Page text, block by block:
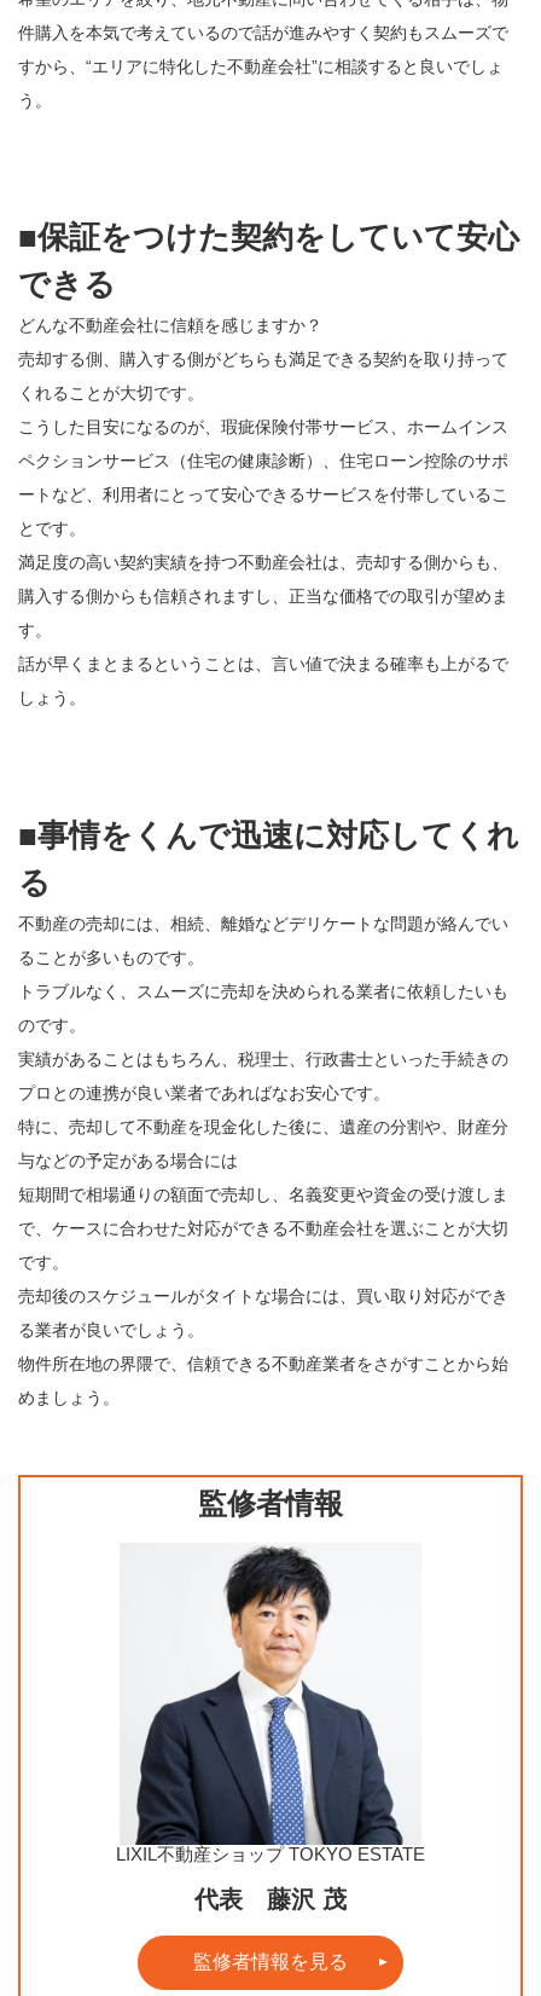
件購入を本気で考えているので話が進みやすく契約もスムーズで
すから、“エリアに特化した不動産会社”に相談すると良いでしょ
う。
■保証をつけた契約をしていて安心
できる
どんな不動産会社に信頼を感じますか？
売却する側、購入する側がどちらも満足できる契約を取り持って
くれることが大切です。
こうした目安になるのが、瑕疵保険付帯サービス、ホームインス
ペクションサービス（住宅の健康診断）、住宅ローン控除のサポ
ートなど、利用者にとって安心できるサービスを付帯しているこ
とです。
満足度の高い契約実績を持つ不動産会社は、売却する側からも、
購入する側からも信頼されますし、正当な価格での取引が望めま
す。
話が早くまとまるということは、言い値で決まる確率も上がるで
しょう。
■事情をくんで迅速に対応してくれ
る
不動産の売却には、相続、離婚などデリケートな問題が絡んでい
ることが多いものです。
トラブルなく、スムーズに売却を決められる業者に依頼したいも
のです。
実績があることはもちろん、税理士、行政書士といった手続きの
プロとの連携が良い業者であればなお安心です。
特に、売却して不動産を現金化した後に、遺産の分割や、財産分
与などの予定がある場合には
短期間で相場通りの額面で売却し、名義変更や資金の受け渡しま
で、ケースに合わせた対応ができる不動産会社を選ぶことが大切
です。
売却後のスケジュールがタイトな場合には、買い取り対応ができ
る業者が良いでしょう。
物件所在地の界隈で、信頼できる不動産業者をさがすことから始
めましょう。
監修者情報
LIXIL不動産ショップ TOKYO ESTATE
代表 藤沢 茂
監修者情報を見る